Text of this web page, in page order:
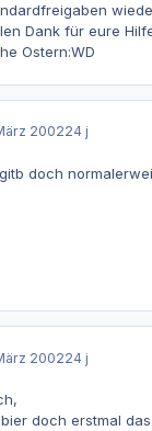
Dank für eure
Ostern:WD
200224 j
doch
200224 j
doch erstmal